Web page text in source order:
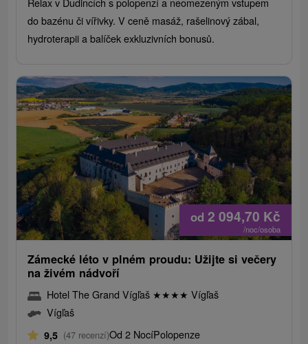
do bazénu či vířivky. V ceně masáž, rašelinový zábal,
hydroterapii a balíček exkluzivních bonusů.
od 2 094,70 Kč
/noc/osoba
Zámecké léto v plném proudu: Užijte si večery
na živém nádvoří
Hotel The Grand Vígľaš ★★★★ Vígľaš
Vígľaš
9,5 (47 recenzí)Od 2 NocíPolopenze